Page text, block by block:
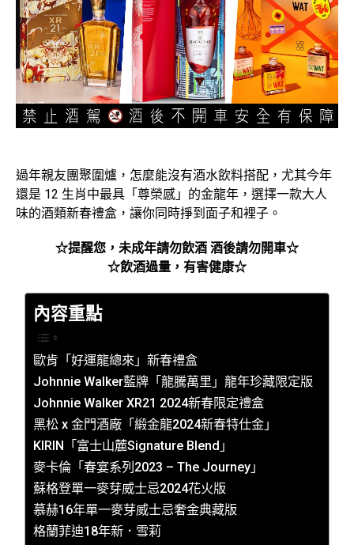
過年親友團聚圍爐，怎麼能沒有酒水飲料搭配，尤其今年
還是 12 生肖中最具「尊榮感」的金龍年，選擇一款大人
味的酒類新春禮盒，讓你同時掙到面子和裡子。
☆提醒您，未成年請勿飲酒 酒後請勿開車☆
☆飲酒過量，有害健康☆
內容重點
歐肯「好運龍總來」新春禮盒
Johnnie Walker藍牌「龍騰萬里」龍年珍藏限定版
Johnnie Walker XR21 2024新春限定禮盒
黑松 x 金門酒廠「緞金龍2024新春特仕金」
KIRIN「富士山麓Signature Blend」
麥卡倫「春宴系列2023 – The Journey」
蘇格登單一麥芽威士忌2024花火版
慕赫16年單一麥芽威士忌奢金典藏版
格蘭菲迪18年新．雪莉